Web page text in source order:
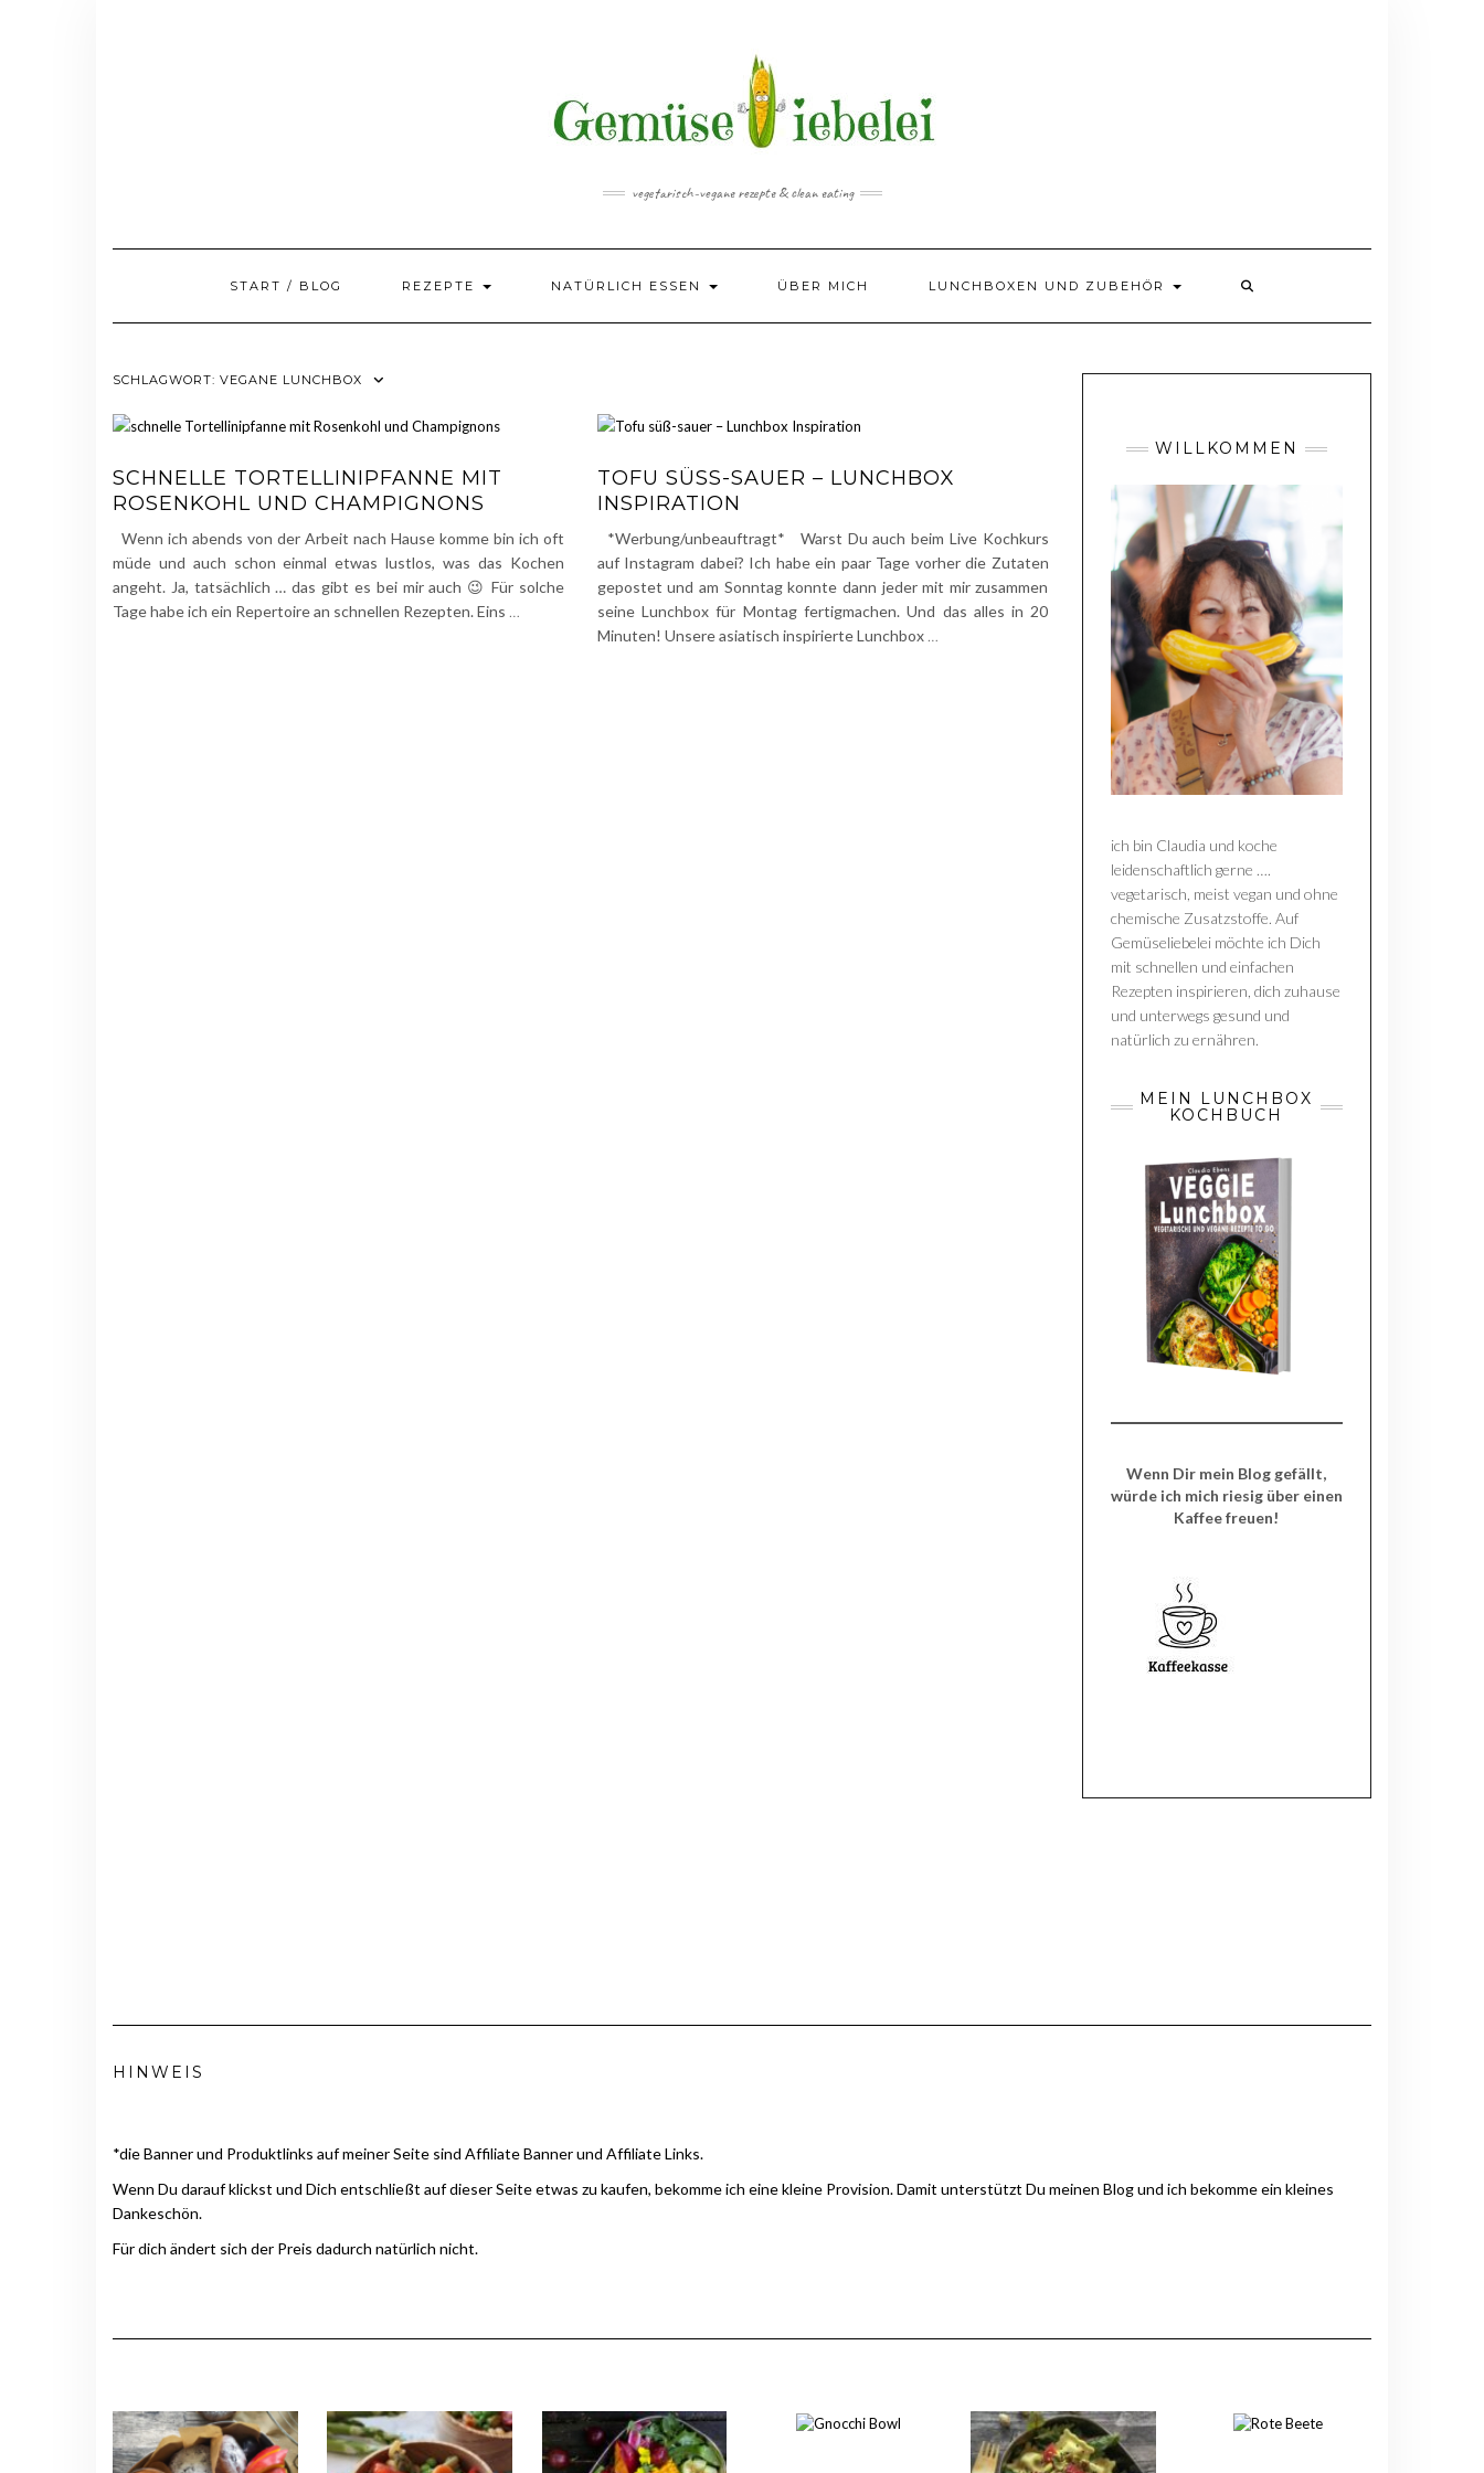
vegetarisch-vegane rezepte & clean eating
START / BLOG REZEPTE NATÜRLICH ESSEN ÜBER MICH LUNCHBOXEN UND ZUBEHÖR
SCHLAGWORT: VEGANE LUNCHBOX
SCHNELLE TORTELLINIPFANNE MIT
ROSENKOHL UND CHAMPIGNONS
Wenn ich abends von der Arbeit nach Hause komme bin ich oft
müde und auch schon einmal etwas lustlos, was das Kochen
angeht. Ja, tatsächlich … das gibt es bei mir auch 😉 Für solche
Tage habe ich ein Repertoire an schnellen Rezepten. Eins …
TOFU SÜSS-SAUER – LUNCHBOX I
NSPIRATION
*Werbung/unbeauftragt* Warst Du auch beim Live Kochkurs
auf Instagram dabei? Ich habe ein paar Tage vorher die Zutaten
gepostet und am Sonntag konnte dann jeder mit mir zusammen
seine Lunchbox für Montag fertigmachen. Und das alles in 20
Minuten! Unsere asiatisch inspirierte Lunchbox …
WILLKOMMEN
ich bin Claudia und koche
leidenschaftlich gerne ….
vegetarisch, meist vegan und ohne
chemische Zusatzstoffe. Auf
Gemüseliebelei möchte ich Dich
mit schnellen und einfachen
Rezepten inspirieren, dich zuhause
und unterwegs gesund und
natürlich zu ernähren.
MEIN LUNCHBOX
KOCHBUCH
Wenn Dir mein Blog gefällt,
würde ich mich riesig über einen
Kaffee freuen!
HINWEIS
*die Banner und Produktlinks auf meiner Seite sind Affiliate Banner und Affiliate Links.
Wenn Du darauf klickst und Dich entschließt auf dieser Seite etwas zu kaufen, bekomme ich eine kleine Provision. Damit unterstützt Du meinen Blog und ich bekomme ein kleines
Dankeschön.
Für dich ändert sich der Preis dadurch natürlich nicht.